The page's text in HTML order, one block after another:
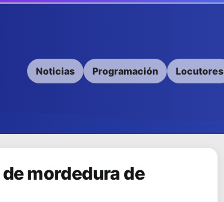
Noticias Programación Locutores
mordedura de